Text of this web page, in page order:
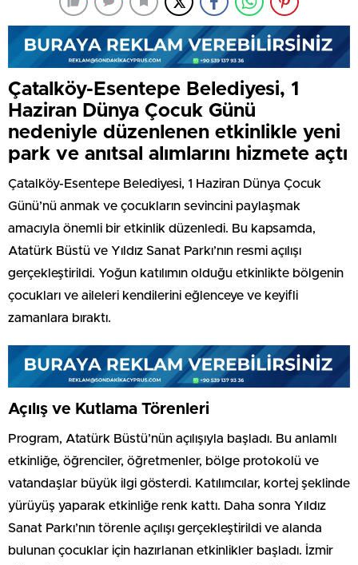
Çatalköy-Esentepe Belediyesi, 1
Haziran Dünya Çocuk Günü
nedeniyle düzenlenen etkinlikle yeni
park ve anıtsal alımlarını hizmete açtı
Çatalköy-Esentepe Belediyesi, 1 Haziran Dünya Çocuk
Günü’nü anmak ve çocukların sevincini paylaşmak
amacıyla önemli bir etkinlik düzenledi. Bu kapsamda,
Atatürk Büstü ve Yıldız Sanat Parkı’nın resmi açılışı
gerçekleştirildi. Yoğun katılımın olduğu etkinlikte bölgenin
çocukları ve aileleri kendilerini eğlenceye ve keyifli
zamanlara bıraktı.
Açılış ve Kutlama Törenleri
Program, Atatürk Büstü’nün açılışıyla başladı. Bu anlamlı
etkinliğe, öğrenciler, öğretmenler, bölge protokolü ve
vatandaşlar büyük ilgi gösterdi. Katılımcılar, kortej şeklinde
yürüyüş yaparak etkinliğe renk kattı. Daha sonra Yıldız
Sanat Parkı’nın törenle açılışı gerçekleştirildi ve alanda
bulunan çocuklar için hazırlanan etkinlikler başladı. İzmir